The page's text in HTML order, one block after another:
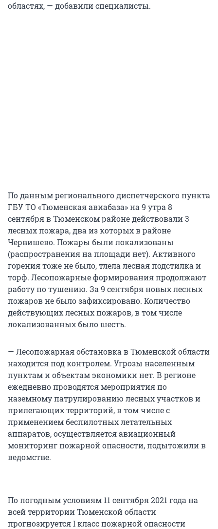
областях, — добавили специалисты.
По данным регионального диспетчерского пункта
ГБУ ТО «Тюменская авиабаза» на 9 утра 8
сентября в Тюменском районе действовали 3
лесных пожара, два из которых в районе
Червишево. Пожары были локализованы
(распространения на площади нет). Активного
горения тоже не было, тлела лесная подстилка и
торф. Лесопожарные формирования продолжают
работу по тушению. За 9 сентября новых лесных
пожаров не было зафиксировано. Количество
действующих лесных пожаров, в том числе
локализованных было шесть.
— Лесопожарная обстановка в Тюменской области
находится под контролем. Угрозы населенным
пунктам и объектам экономики нет. В регионе
ежедневно проводятся мероприятия по
наземному патрулированию лесных участков и
прилегающих территорий, в том числе с
применением беспилотных летательных
аппаратов, осуществляется авиационный
мониторинг пожарной опасности, подытожили в
ведомстве.
По погодным условиям 11 сентября 2021 года на
всей территории Тюменской области
прогнозируется I класс пожарной опасности